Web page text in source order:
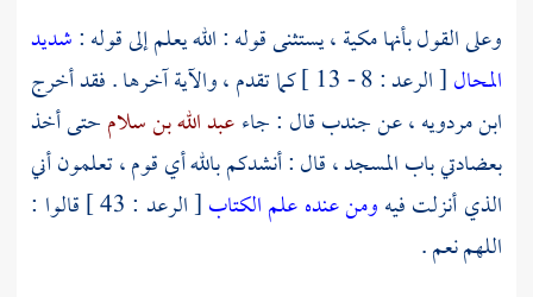
وعلى القول بأنها مكية ، يستثنى قوله : الله يعلم إلى قوله :شديد
المحال[ الرعد : 8 - 13 ] كما تقدم ، والآية آخرها . فقد أخرج
ابن مردويه ،عنجندبقال : جاءعبد الله بن سلامحتى أخذ
بعضادتي باب المسجد ، قال : أنشدكم بالله أي قوم ، تعلمون أني
الذي أنزلت فيهومن عنده علم الكتاب
[ الرعد : 43 ] قالوا :
اللهم نعم .